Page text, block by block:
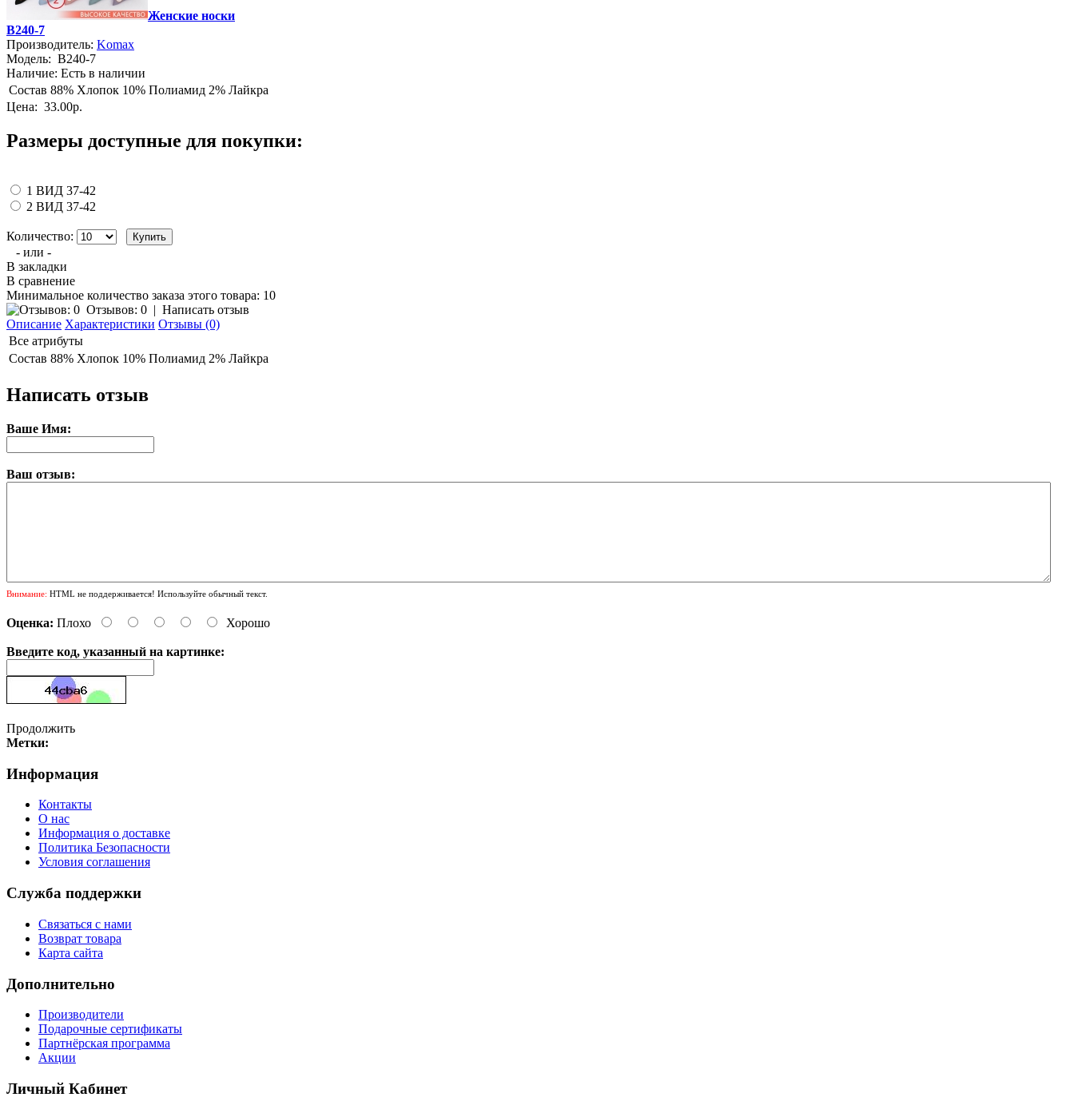
Женские носки
B240-7
Производитель: Komax
Модель: B240-7
Наличие: Есть в наличии
Состав 88% Хлопок 10% Полиамид 2% Лайкра
Цена: 33.00р.
Размеры доступные для покупки:
1 ВИД 37-42
2 ВИД 37-42
Количество:
- или -
В закладки
В сравнение
Минимальное количество заказа этого товара: 10
Отзывов: 0 | Написать отзыв
Описание Характеристики Отзывы (0)
Все атрибуты
Состав 88% Хлопок 10% Полиамид 2% Лайкра
Написать отзыв
Ваше Имя:
Ваш отзыв:
Внимание: HTML не поддерживается! Используйте обычный текст.
Оценка: Плохо Хорошо
Введите код, указанный на картинке:
Продолжить
Метки:
Информация
Контакты
О нас
Информация о доставке
Политика Безопасности
Условия соглашения
Служба поддержки
Связаться с нами
Возврат товара
Карта сайта
Дополнительно
Производители
Подарочные сертификаты
Партнёрская программа
Акции
Личный Кабинет